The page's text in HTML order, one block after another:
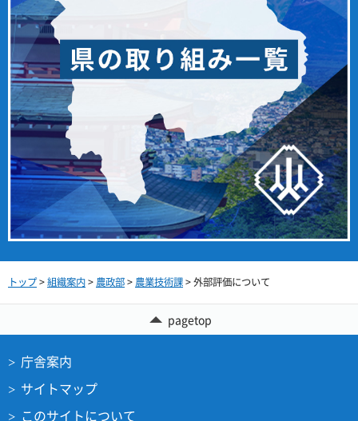
トップ>組織案内> 農政部> 農業技術課> 外部評価について
pagetop
庁舎案内
サイトマップ
このサイトについて